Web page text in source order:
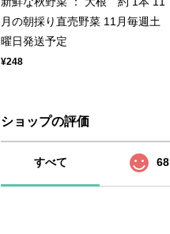
月の朝採り直売野菜 11月毎週土
曜日発送予定
¥248
ショップの評価
すべて 68